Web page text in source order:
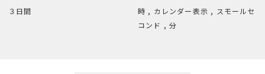
３日間
時 , カレンダー表示 , スモールセ
コンド , 分